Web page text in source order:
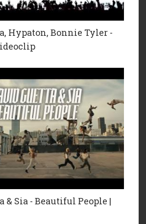
Hypaton, Bonnie Tyler -
& Sia - Beautiful People |